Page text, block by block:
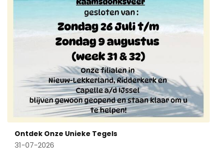
Ontdek Onze Unieke Tegels
31-07-2026